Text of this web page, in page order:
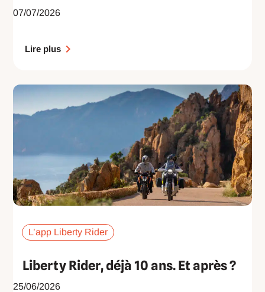
07/07/2026
Lire plus
L’app Liberty Rider
Liberty Rider, déjà 10 ans. Et après ?
25/06/2026